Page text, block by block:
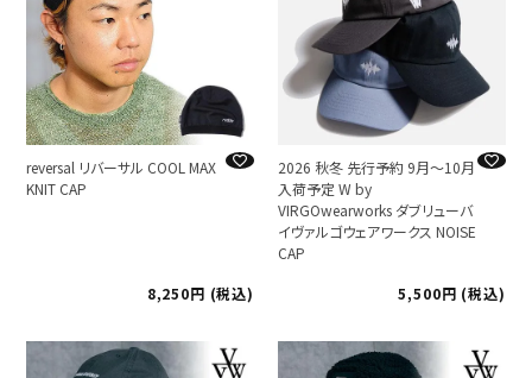
reversal リバーサル COOL MAX
KNIT CAP
8,250 税込
2026 秋冬 先行予約 9月～10月
入荷予定 W by
VIRGOwearworks ダブリューバ
イヴァルゴウェアワークス NOISE
CAP
5,500
税込